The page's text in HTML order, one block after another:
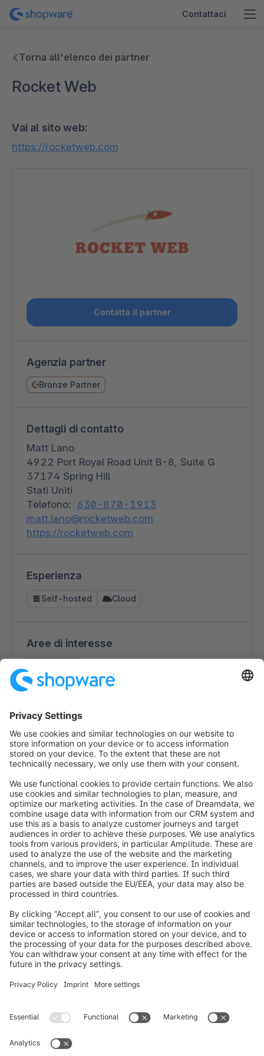
Contattaci
Torna all'elenco dei partner
Rocket Web
Vai al sito web:
https://rocketweb.com
Contatta il partner
Agenzia partner
Bronze Partner
Dettagli di contatto
Matt Lano
4922 Port Royal Road Unit B-8, Suite G
37174 Spring Hill
Stati Uniti
Telefono: 630-870-1913
matt.lano@rocketweb.com
https://rocketweb.com
Esperienza
Self-hosted Cloud
Aree di interesse
Consulenza (strategia di e-commerce)
Integrazione di terze parti
Multicanale/Omnicanale
Design
Migrazioni shop
Assistenza tecnica
info@shopware.com
Informazioni su Shopware
Prodotti
Soluzioni